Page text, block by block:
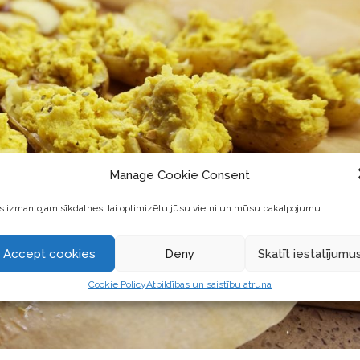
Manage Cookie Consent
izmantojam sīkdatnes, lai optimizētu jūsu vietni un mūsu pakalpojumu.
Accept cookies Deny Skatīt
Cookie PolicyAtbildības un saistību atruna